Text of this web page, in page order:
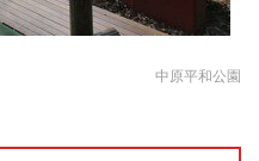
中原平和公園